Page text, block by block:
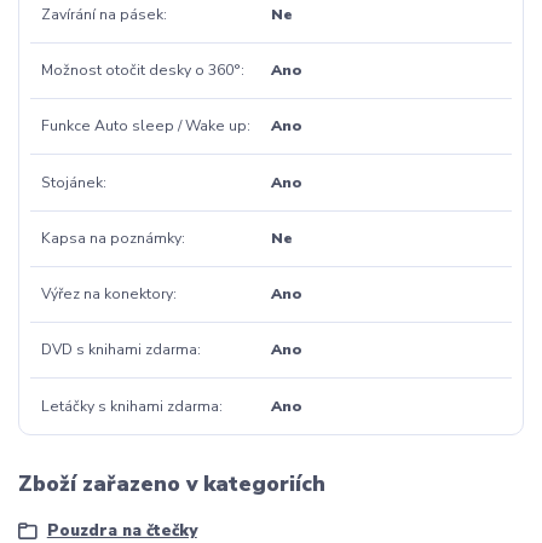
Zavírání na pásek Ne
Možnost otočit desky o 360° Ano
Funkce Auto sleep / Wake up Ano
Stojánek Ano
Kapsa na poznámky Ne
Výřez na konektory Ano
DVD s knihami zdarma Ano
Letáčky s knihami zdarma Ano
Zboží zařazeno v kategoriích
Pouzdra na čtečky